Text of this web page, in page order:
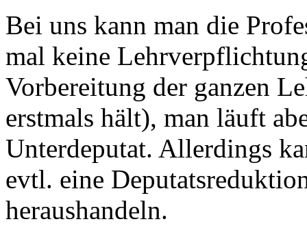
Bei uns kann man die
mal keine
Vorbereitung der ganzen
erstmals hält), man läuft
Unterdeputat. Allerdings
evtl. eine
heraushandeln.